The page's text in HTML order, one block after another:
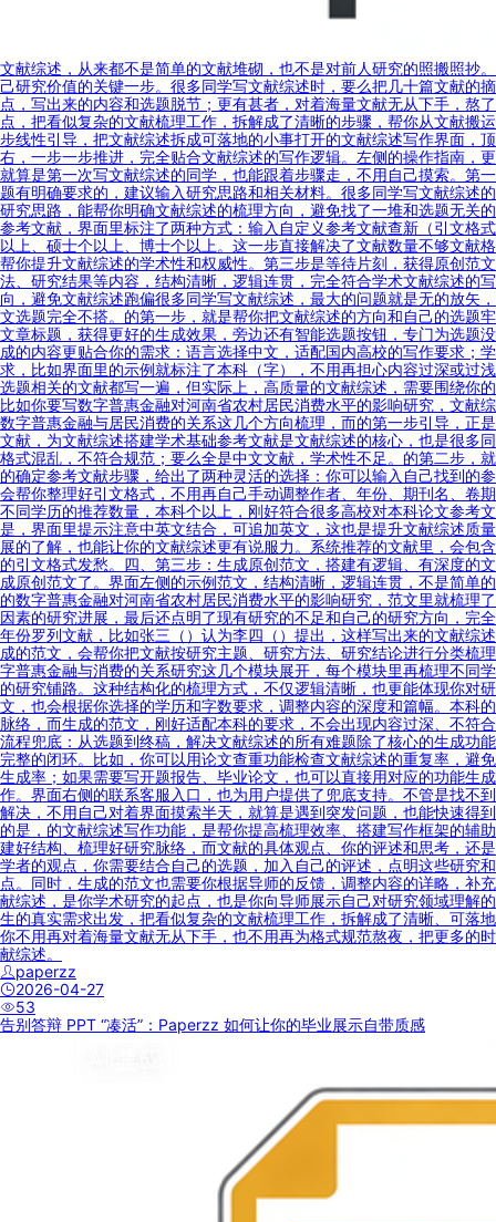
文献综述，从来都不是简单的文献堆砌，也不是对前人研究的照搬照抄
己研究价值的关键一步。很多同学写文献综述时，要么把几十篇文献的
点，写出来的内容和选题脱节；更有甚者，对着海量文献无从下手，熬
点，把看似复杂的文献梳理工作，拆解成了清晰的步骤，帮你从文献搬
步线性引导，把文献综述拆成可落地的小事打开的文献综述写作界面，
右，一步一步推进，完全贴合文献综述的写作逻辑。左侧的操作指南，
就算是第一次写文献综述的同学，也能跟着步骤走，不用自己摸索。第
题有明确要求的，建议输入研究思路和相关材料。很多同学写文献综述
研究思路，能帮你明确文献综述的梳理方向，避免找了一堆和选题无关
参考文献，界面里标注了两种方式：输入自定义参考文献查新（引文格
以上、硕士个以上、博士个以上。这一步直接解决了文献数量不够文献
帮你提升文献综述的学术性和权威性。第三步是等待片刻，获得原创范
法、研究结果等内容，结构清晰，逻辑连贯，完全符合学术文献综述的
向，避免文献综述跑偏很多同学写文献综述，最大的问题就是无的放矢
文选题完全不搭。的第一步，就是帮你把文献综述的方向和自己的选题
文章标题，获得更好的生成效果，旁边还有智能选题按钮，专门为选题
成的内容更贴合你的需求：语言选择中文，适配国内高校的写作要求；
求，比如界面里的示例就标注了本科（字），不用再担心内容过深或过
选题相关的文献都写一遍，但实际上，高质量的文献综述，需要围绕你
比如你要写数字普惠金融对河南省农村居民消费水平的影响研究，文献
数字普惠金融与居民消费的关系这几个方向梳理，而的第一步引导，正
文献，为文献综述搭建学术基础参考文献是文献综述的核心，也是很多
格式混乱，不符合规范；要么全是中文文献，学术性不足。的第二步，
的确定参考文献步骤，给出了两种灵活的选择：你可以输入自己找到的
会帮你整理好引文格式，不用再自己手动调整作者、年份、期刊名、卷
不同学历的推荐数量，本科个以上，刚好符合很多高校对本科论文参考
是，界面里提示注意中英文结合，可追加英文，这也是提升文献综述质
展的了解，也能让你的文献综述更有说服力。系统推荐的文献里，会包
的引文格式发愁。四、第三步：生成原创范文，搭建有逻辑、有深度的
成原创范文了。界面左侧的示例范文，结构清晰，逻辑连贯，不是简单
的数字普惠金融对河南省农村居民消费水平的影响研究，范文里就梳理
因素的研究进展，最后还点明了现有研究的不足和自己的研究方向，完
年份罗列文献，比如张三（）认为李四（）提出，这样写出来的文献综
成的范文，会帮你把文献按研究主题、研究方法、研究结论进行分类梳
字普惠金融与消费的关系研究这几个模块展开，每个模块里再梳理不同
的研究铺路。这种结构化的梳理方式，不仅逻辑清晰，也更能体现你对
文，也会根据你选择的学历和字数要求，调整内容的深度和篇幅。本科
脉络，而生成的范文，刚好适配本科的要求，不会出现内容过深、不符
流程兜底：从选题到终稿，解决文献综述的所有难题除了核心的生成功
完整的闭环。比如，你可以用论文查重功能检查文献综述的重复率，避
生成率；如果需要写开题报告、毕业论文，也可以直接用对应的功能生
作。界面右侧的联系客服入口，也为用户提供了兜底支持。不管是找不
解决，不用自己对着界面摸索半天，就算是遇到突发问题，也能快速得
的是，的文献综述写作功能，是帮你提高梳理效率、搭建写作框架的辅
建好结构、梳理好研究脉络，而文献的具体观点、你的评述和思考，还
学者的观点，你需要结合自己的选题，加入自己的评述，点明这些研究
点。同时，生成的范文也需要你根据导师的反馈，调整内容的详略，补
献综述，是你学术研究的起点，也是你向导师展示自己对研究领域理解
生的真实需求出发，把看似复杂的文献梳理工作，拆解成了清晰、可落
你不用再对着海量文献无从下手，也不用再为格式规范熬夜，把更多的
献综述。
paperzz
2026-04-27
53
告别答辩 PPT “凑活”：Paperzz 如何让你的毕业展示自带质感